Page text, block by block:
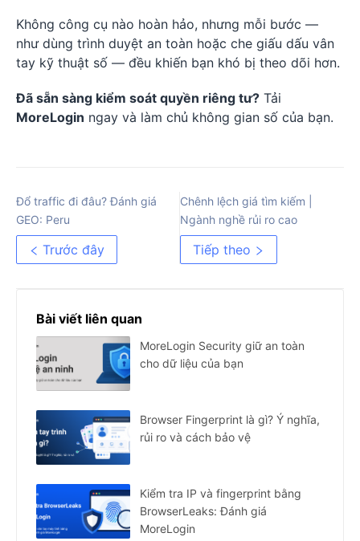
Không công cụ nào hoàn hảo, nhưng mỗi bước —
như dùng trình duyệt an toàn hoặc che giấu dấu vân
tay kỹ thuật số — đều khiến bạn khó bị theo dõi hơn.
Đã sẵn sàng kiểm soát quyền riêng tư? Tải
MoreLogin ngay và làm chủ không gian số của bạn.
Đổ traffic đi đâu? Đánh giá
GEO: Peru
Trước đây
Chênh lệch giá tìm kiếm |
Ngành nghề rủi ro cao
Tiếp theo
Bài viết liên quan
MoreLogin Security giữ an toàn
cho dữ liệu của bạn
Browser Fingerprint là gì? Ý nghĩa,
rủi ro và cách bảo vệ
Kiểm tra IP và fingerprint bằng
BrowserLeaks: Đánh giá
MoreLogin